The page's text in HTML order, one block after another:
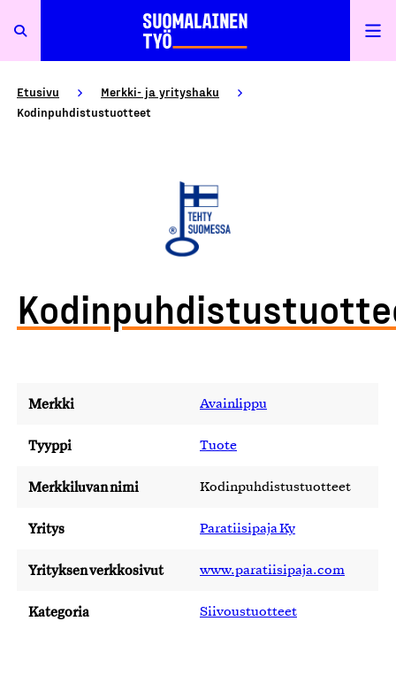
Etusivu
Merkki- ja yrityshaku
Kodinpuhdistustuotteet
Merkki Avainlippu
Tyyppi Tuote
Merkkiluvan nimi Kodinpuhdistustuotteet
Yritys Paratiisipaja Ky
Yrityksen verkkosivut www.paratiisipaja.com
Kategoria Siivoustuotteet